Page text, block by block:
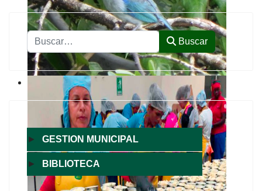
Buscar Buscar
► GESTION MUNICIPAL
► BIBLIOTECA